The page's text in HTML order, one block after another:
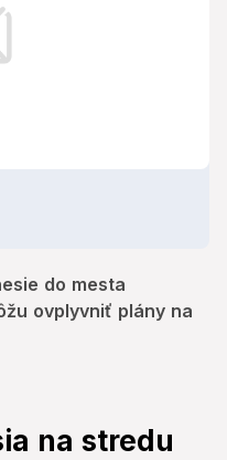
do mesta
ovplyvniť plány na
na stredu